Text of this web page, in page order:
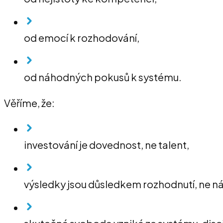
od emocí k rozhodování,
od náhodných pokusů k systému.
Věříme, že:
investování je dovednost, ne talent,
výsledky jsou důsledkem rozhodnutí, ne